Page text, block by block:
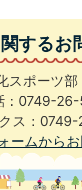
するお
スポーツ部
：0749-
ス：
ームから